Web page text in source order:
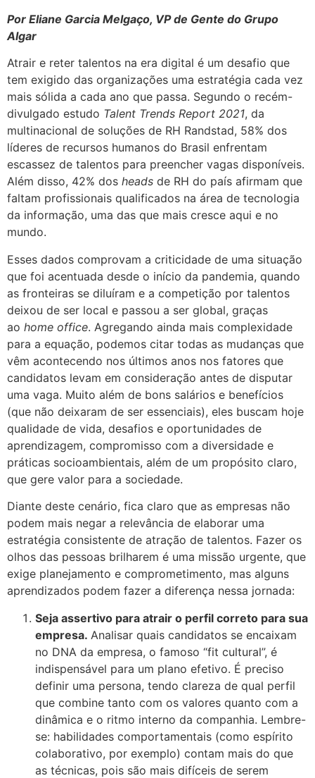
Por Eliane Garcia Melgaço, VP de Gente do Grupo
Algar
Atrair e reter talentos na era digital é um desafio que
tem exigido das organizações uma estratégia cada vez
mais sólida a cada ano que passa. Segundo o recém-
divulgado estudo Talent Trends Report 2021, da
multinacional de soluções de RH Randstad, 58% dos
líderes de recursos humanos do Brasil enfrentam
escassez de talentos para preencher vagas disponíveis.
Além disso, 42% dos heads de RH do país afirmam que
faltam profissionais qualificados na área de tecnologia
da informação, uma das que mais cresce aqui e no
mundo.
Esses dados comprovam a criticidade de uma situação
que foi acentuada desde o início da pandemia, quando
as fronteiras se diluíram e a competição por talentos
deixou de ser local e passou a ser global, graças
ao home office. Agregando ainda mais complexidade
para a equação, podemos citar todas as mudanças que
vêm acontecendo nos últimos anos nos fatores que
candidatos levam em consideração antes de disputar
uma vaga. Muito além de bons salários e benefícios
(que não deixaram de ser essenciais), eles buscam hoje
qualidade de vida, desafios e oportunidades de
aprendizagem, compromisso com a diversidade e
práticas socioambientais, além de um propósito claro,
que gere valor para a sociedade.
Diante deste cenário, fica claro que as empresas não
podem mais negar a relevância de elaborar uma
estratégia consistente de atração de talentos. Fazer os
olhos das pessoas brilharem é uma missão urgente, que
exige planejamento e comprometimento, mas alguns
aprendizados podem fazer a diferença nessa jornada:
Seja assertivo para atrair o perfil correto para sua
empresa. Analisar quais candidatos se encaixam
no DNA da empresa, o famoso “fit cultural”, é
indispensável para um plano efetivo. É preciso
definir uma persona, tendo clareza de qual perfil
que combine tanto com os valores quanto com a
dinâmica e o ritmo interno da companhia. Lembre-
se: habilidades comportamentais (como espírito
colaborativo, por exemplo) contam mais do que
as técnicas, pois são mais difíceis de serem